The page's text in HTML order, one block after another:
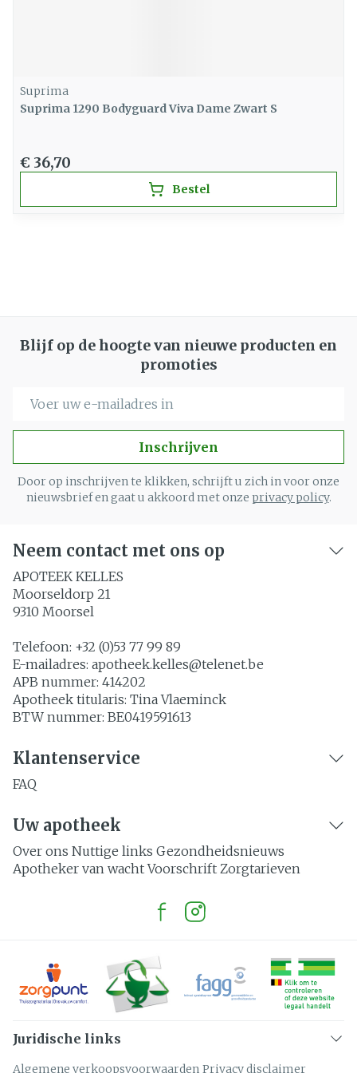
Suprima
Suprima 1290 Bodyguard Viva Dame Zwart S
€ 36,70
Bestel
Blijf op de hoogte van nieuwe producten en
promoties
Inschrijven
Door op inschrijven te klikken, schrijft u zich in voor onze
nieuwsbrief en gaat u akkoord met onze privacy policy.
Neem contact met ons op
APOTEEK KELLES
Moorseldorp 21
9310 Moorsel
Telefoon: +32 (0)53 77 99 89
E-mailadres: apotheek.kelles@telenet.be
APB nummer: 414202
Apotheek titularis: Tina Vlaeminck
BTW nummer: BE0419591613
Klantenservice
FAQ
Uw apotheek
Over ons Nuttige links Gezondheidsnieuws
Apotheker van wacht Voorschrift Zorgtarieven
Juridische links
Algemene verkoopsvoorwaarden Privacy disclaimer